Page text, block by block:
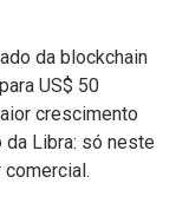
da blockchain
US$ 50
crescimento
da Libra: só neste
comercial.